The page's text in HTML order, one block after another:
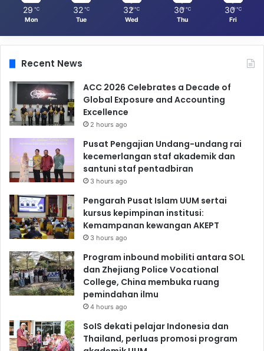
29 ℃
Mon
32 ℃
Tue
32 ℃
Wed
30 ℃
Thu
30 ℃
Fri
Recent News
ACC 2026 Celebrates a Decade of
Global Exposure and Accounting
Excellence
2 hours ago
Pusat Pengajian Undang-undang rai
kecemerlangan staf akademik dan
santuni staf pentadbiran
3 hours ago
Pengarah Pusat Islam UUM sertai
kursus kepimpinan institusi:
Kemampanan kewangan AKEPT
3 hours ago
Program inbound mobiliti antara SOL
dan Zhejiang Police Vocational
College, China membuka ruang
pemindahan ilmu
4 hours ago
SoIS dekati pelajar Indonesia dan
Thailand, perluas promosi program